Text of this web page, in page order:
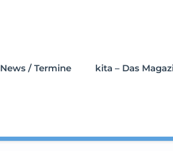
News / Termine kita – Das